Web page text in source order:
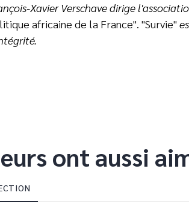
Xavier Verschave dirige
africaine de la France". "Survie"
ont aussi